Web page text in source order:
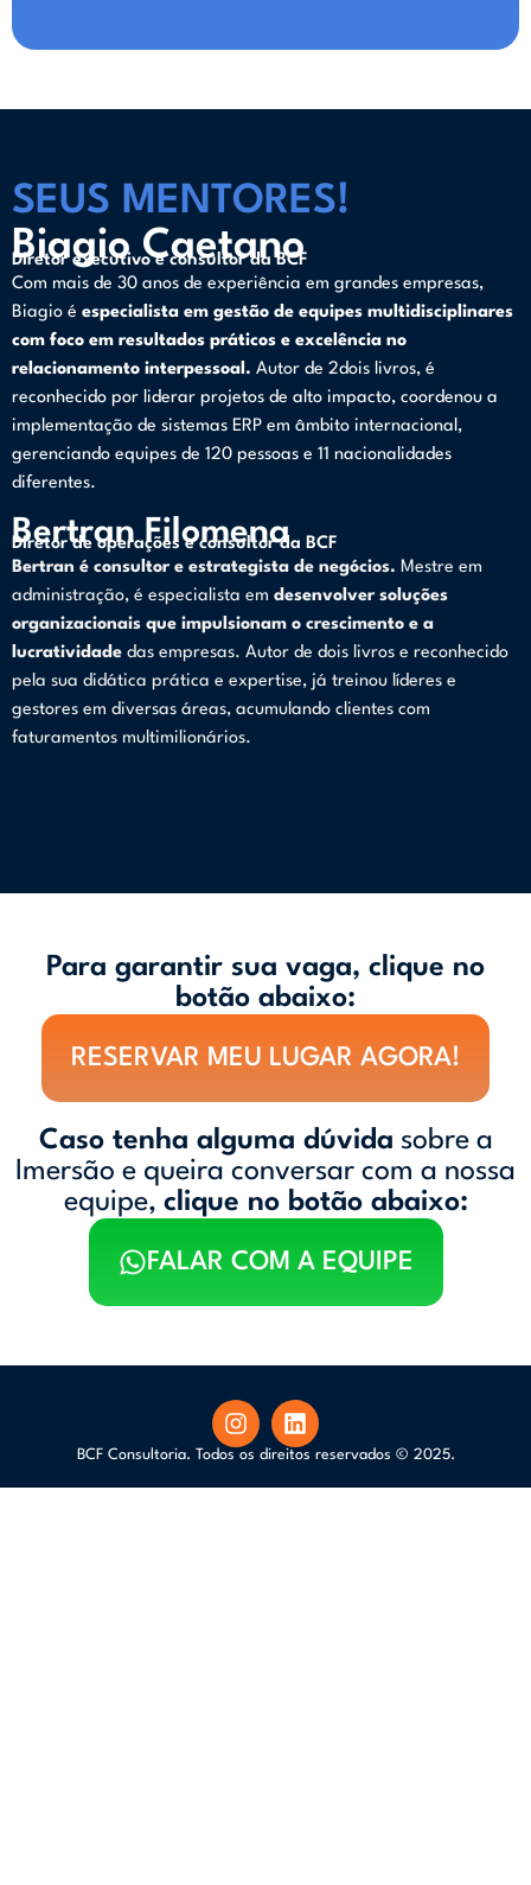
SEUS MENTORES!
Biagio Caetano
Diretor executivo e consultor da BCF
Com mais de 30 anos de experiência em grandes empresas,
Biagio é especialista em gestão de equipes multidisciplinares
com foco em resultados práticos e excelência no
relacionamento interpessoal. Autor de 2dois livros, é
reconhecido por liderar projetos de alto impacto, coordenou a
implementação de sistemas ERP em âmbito internacional,
gerenciando equipes de 120 pessoas e 11 nacionalidades
diferentes.
Bertran Filomena
Diretor de operações e consultor da BCF
Bertran é consultor e estrategista de negócios. Mestre em
administração, é especialista em desenvolver soluções
organizacionais que impulsionam o crescimento e a
lucratividade das empresas. Autor de dois livros e reconhecido
pela sua didática prática e expertise, já treinou líderes e
gestores em diversas áreas, acumulando clientes com
faturamentos multimilionários.
Para garantir sua vaga, clique no
botão abaixo:
RESERVAR MEU LUGAR AGORA!
Caso tenha alguma dúvida sobre a
Imersão e queira conversar com a nossa
equipe, clique no botão abaixo:
FALAR COM A EQUIPE
BCF Consultoria. Todos os direitos reservados © 2025.